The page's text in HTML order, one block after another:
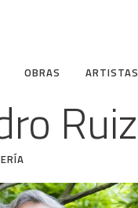
OBRAS ARTISTAS
Ruiz